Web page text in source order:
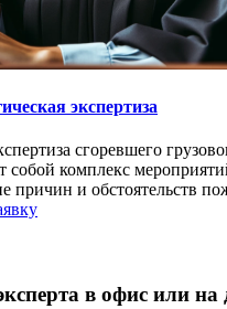
экспертиза
сгоревшего
собой комплекс
причин и обстоятельств
в офис или на